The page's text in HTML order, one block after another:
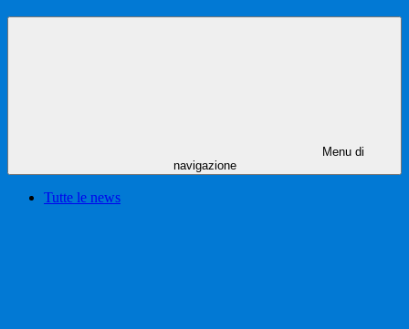
Menu di
navigazione
Tutte le news